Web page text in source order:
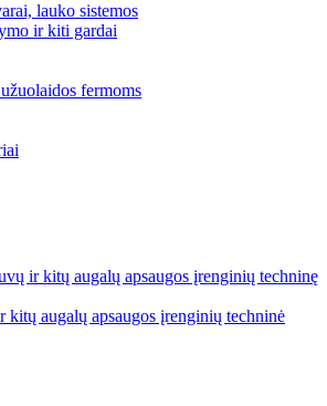
lauko sistemos
ir kiti gardai
fermoms
ir kitų augalų apsaugos įrenginių techninę
augalų apsaugos įrenginių techninė